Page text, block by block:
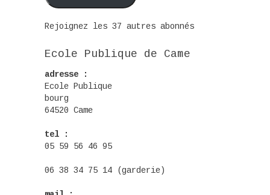
Rejoignez les 37 autres abonnés
Ecole Publique de Came
adresse :
Ecole Publique
bourg
64520 Came
tel :
05 59 56 46 95
06 38 34 75 14 (garderie)